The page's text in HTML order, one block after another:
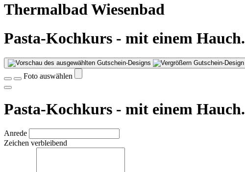
Thermalbad Wiesenbad
Pasta-Kochkurs - mit einem
Gutschein-
Foto auswählen
Pasta-Kochkurs - mit einem
Anrede
Zeichen verbleibend